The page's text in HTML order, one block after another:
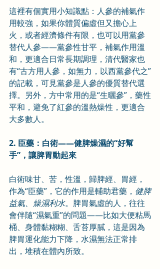
這裡有個實用小知識點：人參的補氣作
用較強，如果你體質偏虛但又擔心上
火，或者經濟條件有限，也可以用黨參
替代人參——黨參性甘平，補氣作用溫
和，更適合日常長期調理，清代醫家也
有“古方用人參，如無力，以西黨參代之”
的記載，可見黨參是人參的優質替代選
擇。另外，方中常用的是“生曬參”，藥性
平和，避免了紅參的溫熱燥性，更適合
大多數人。
2. 臣藥：白術——健脾燥濕的“好幫
手”，讓脾胃動起來
白術味甘、苦，性溫，歸脾經、胃經，
作為“臣藥”，它的作用是輔助君藥， 健脾
益氣、燥濕利水。脾胃氣虛的人，往往
會伴隨“濕氣重”的問題——比如大便粘馬
桶、身體黏糊糊、舌苔厚膩，這是因為
脾胃運化能力下降，水濕無法正常排
出，堆積在體內所致。